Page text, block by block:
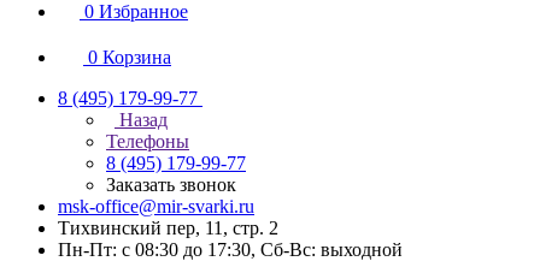
0 Избранное
0 Корзина
8 (495) 179-99-77
Назад
Телефоны
8 (495) 179-99-77
Заказать звонок
msk-office@mir-svarki.ru
Тихвинский пер, 11, стр. 2
Пн-Пт: с 08:30 до 17:30, Сб-Вс: выходной